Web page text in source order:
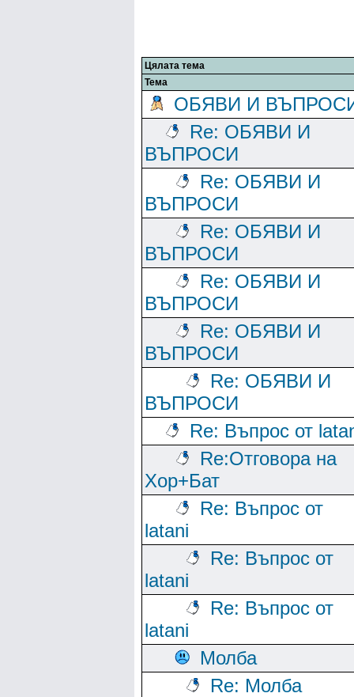
Цялата тема
Тема
ОБЯВИ И
Re: ОБЯВИ И
ВЪПРОСИ
Re: ОБЯВИ И
ВЪПРОСИ
Re: ОБЯВИ И
ВЪПРОСИ
Re: ОБЯВИ И
ВЪПРОСИ
Re: ОБЯВИ И
ВЪПРОСИ
Re: ОБЯВИ И
ВЪПРОСИ
Re: Въпрос от
Re:Отговора на
Хор+Бат
Re: Въпрос от
latani
Re: Въпрос от
latani
Re: Въпрос от
latani
Молба
Re: Молба